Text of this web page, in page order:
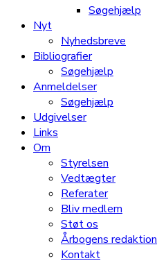
Søgehjælp
Nyt
Nyhedsbreve
Bibliografier
Søgehjælp
Anmeldelser
Søgehjælp
Udgivelser
Links
Om
Styrelsen
Vedtægter
Referater
Bliv medlem
Støt os
Årbogens redaktion
Kontakt